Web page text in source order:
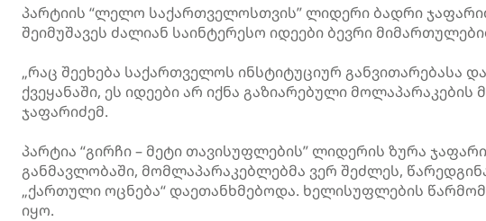
პარტიის “ლელო საქართველოსთვის” ლიდერი ბადრი
შეიმუშავეს ძალიან საინტერესო იდეები ბევრი
„რაც შეეხება საქართველოს ინსტიტუციურ განვითარებასა
ქვეყანაში, ეს იდეები არ იქნა გაზიარებული მოლაპარაკების
ჯაფარიძემ.
პარტია “გირჩი – მეტი თავისუფლების” ლიდერის ზურა
განმავლობაში, მომლაპარაკებლებმა ვერ შეძლეს,
„ქართული ოცნება“ დაეთანხმებოდა. ხელისუფლების
იყო.